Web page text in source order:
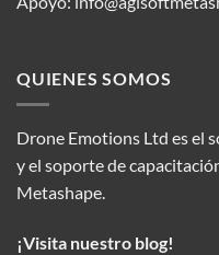
QUIENES SOMOS
Drone Emotions Ltd es el
y el soporte de
Metashape.
¡Visita nuestro blog!